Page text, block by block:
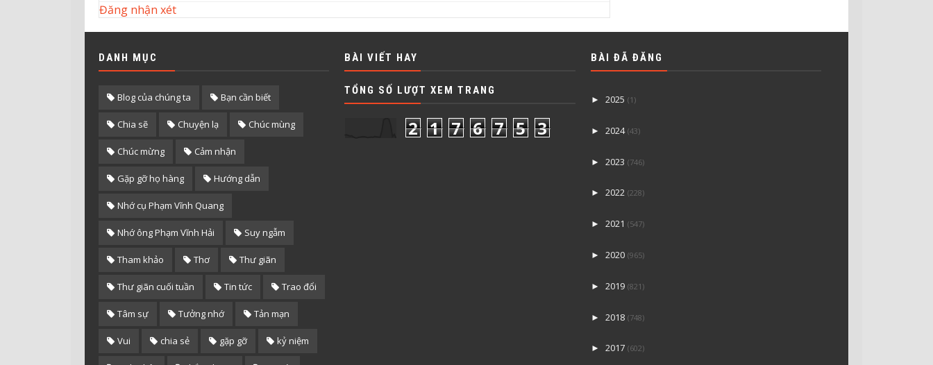
Đăng nhận xét
DANH MỤC
Blog của chúng ta Bạn cần biết
Chia sẽ Chuyện lạ Chúc mùng
Chúc mừng Cảm nhận
Gặp gỡ họ hàng Hướng dẫn
Nhớ cụ Phạm Vĩnh Quang
Nhớ ông Phạm Vĩnh Hải Suy ngẫm
Tham khảo Thơ Thư giãn
Thư giãn cuối tuần Tin tức Trao đổi
Tâm sự Tưởng nhớ Tản mạn
Vui chia sẻ gặp gỡ kỷ niệm
BÀI VIẾT HAY
TỔNG SỐ LƯỢT XEM TRANG
2 1 7 6 7 5 3
BÀI ĐÃ ĐĂNG
► 2025 (1)
► 2024 (43)
► 2023 (746)
► 2022 (228)
► 2021 (547)
► 2020 (965)
► 2019 (821)
► 2018 (748)
► 2017 (602)